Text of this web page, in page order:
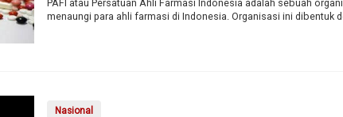
PAFI atau Persatuan Ahli Farmasi Indonesia adalah sebuah
menaungi para ahli farmasi di Indonesia. Organisasi ini dibentuk
Nasional